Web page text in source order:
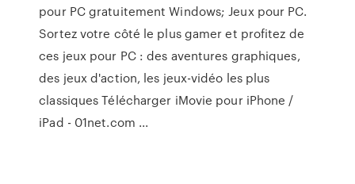
pour PC gratuitement Windows; Jeux pour PC.
Sortez votre côté le plus gamer et profitez de
ces jeux pour PC : des aventures graphiques,
des jeux d'action, les jeux-vidéo les plus
classiques Télécharger iMovie pour iPhone /
iPad - 01net.com ...